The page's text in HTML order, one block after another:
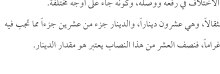
وهي عشرون ديناراً، والدينار جزء من عشرين جزءاً مما تجب فيه
فنصف العشر من هذا النصاب يعتبر هو مقدار الدينار.